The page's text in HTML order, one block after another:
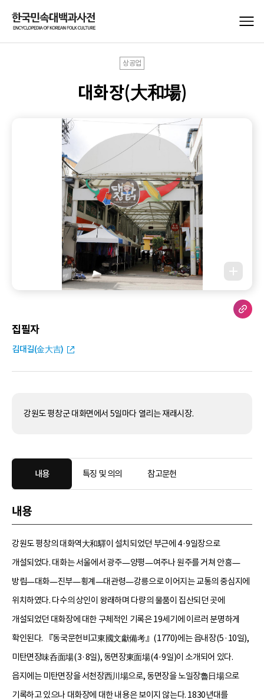
상공업
대화장(大和場)
집필자
김대길(金大吉)
강원도 평창군 대화면에서 5일마다 열리는 재래시장.
내용 특징 및 의의 참고문헌
내용
강원도 평창의 대화역大和驛이 설치되었던 부근에 4·9일장으로
개설되었다. 대화는 서울에서 광주—양평—여주나 원주를 거쳐 안흥—
방림—대화—진부—횡계—대관령—강릉으로 이어지는 교통의 중심지에
위치하였다. 다수의 상인이 왕래하며 다량의 물품이 집산되던 곳에
개설되었던 대화장에 대한 구체적인 기록은 19세기에 이르러 분명하게
확인된다. 『동국문헌비고東國文獻備考』(1770)에는 읍내장(5·10일),
미탄면장味呑面場(3·8일), 동면장東面場(4·9일)이 소개되어 있다.
읍지에는 미탄면장을 서천장西川場으로, 동면장을 노일장魯日場으로
기록하고 있으나 대화장에 대한 내용은 보이지 않는다. 1830년대를